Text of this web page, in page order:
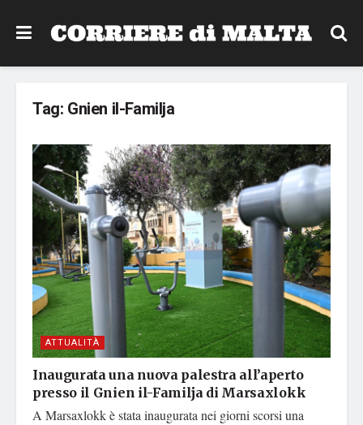
Tag: Gnien il-Familja
ATTUALITÀ
Inaugurata una nuova palestra all’aperto
presso il Gnien il-Familja di Marsaxlokk
A Marsaxlokk è stata inaugurata nei giorni scorsi una